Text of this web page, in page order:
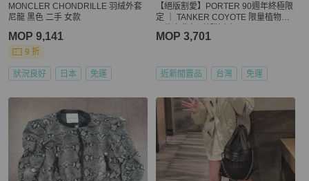
MONCLER CHONDRILLE 羽絨外套
尼龍 黑色 二手 女款
MOP 9,141
9 折
狀況良好 日本 免運
【絕版割愛】PORTER 90週年終極限
定 ｜ TANKER COYOTE 限量植物性
MOP 3,701
近新閒置品 台灣 免運